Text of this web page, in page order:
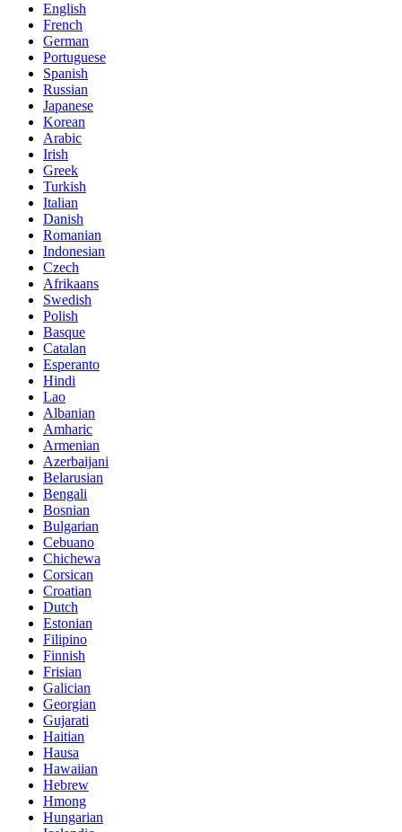
English
French
German
Portuguese
Spanish
Russian
Japanese
Korean
Arabic
Irish
Greek
Turkish
Italian
Danish
Romanian
Indonesian
Czech
Afrikaans
Swedish
Polish
Basque
Catalan
Esperanto
Hindi
Lao
Albanian
Amharic
Armenian
Azerbaijani
Belarusian
Bengali
Bosnian
Bulgarian
Cebuano
Chichewa
Corsican
Croatian
Dutch
Estonian
Filipino
Finnish
Frisian
Galician
Georgian
Gujarati
Haitian
Hausa
Hawaiian
Hebrew
Hmong
Hungarian